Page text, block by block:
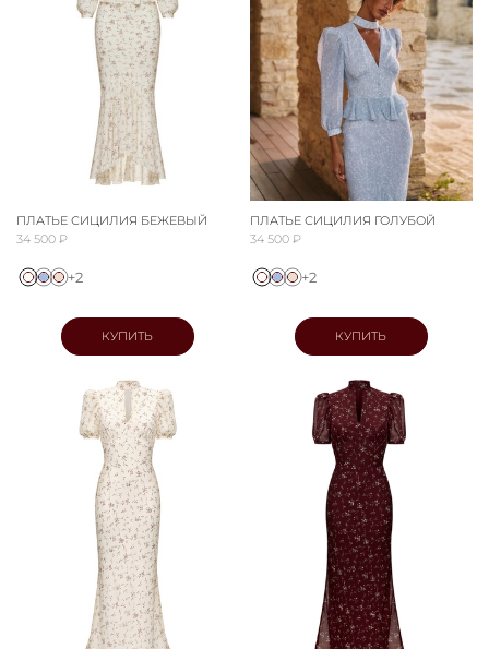
ПЛАТЬЕ СИЦИЛИЯ БЕЖЕВЫЙ
34 500 ₽
+2
КУПИТЬ
ПЛАТЬЕ СИЦИЛИЯ ГОЛУБОЙ
34 500 ₽
+2
КУПИТЬ